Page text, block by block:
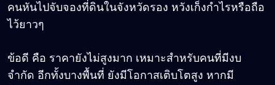
คนหันไปจับจองที่ดินในจังหวัดรอง หวังเก็งกำไรหรือถือ
ไว้ยาวๆ
ข้อดี คือ ราคายังไม่สูงมาก เหมาะสำหรับคนที่มีงบ
จำกัด อีกทั้งบางพื้นที่ ยังมีโอกาสเติบโตสูง หากมี